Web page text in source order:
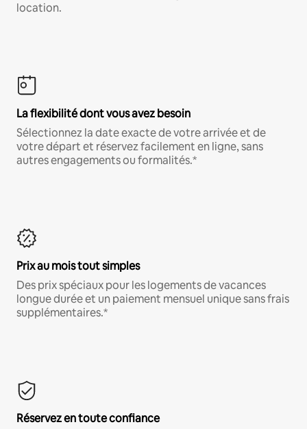
location.
La flexibilité dont vous avez besoin
Sélectionnez la date exacte de votre arrivée et de
votre départ et réservez facilement en ligne, sans
autres engagements ou formalités.*
Prix au mois tout simples
Des prix spéciaux pour les logements de vacances
longue durée et un paiement mensuel unique sans frais
supplémentaires.*
Réservez en toute confiance